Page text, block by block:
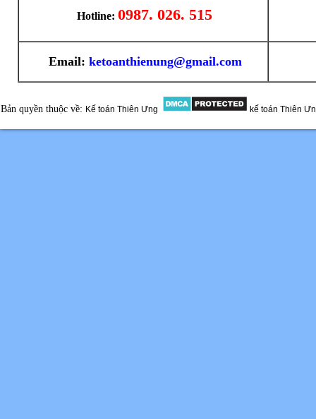
Hotline: 0987. 026. 515
Email: ketoanthienung@gmail.com
Bản quyền thuộc về: Kế toán Thiên Ưng kế toán Thiên